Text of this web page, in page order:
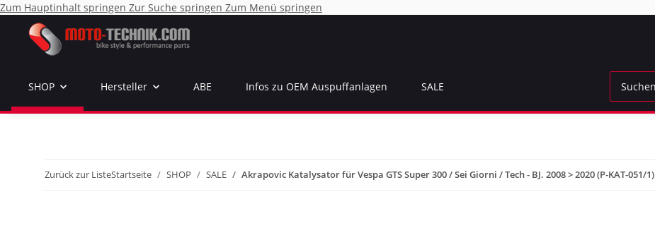
Zum Hauptinhalt springen Zur Suche springen Zum Menü springen
SHOP Hersteller ABE Infos zu OEM Auspuffanlagen SALE
Zurück zur ListeStartseite SHOP SALE Akrapovic Katalysator für Vespa GTS Super 300 / Sei Giorni / Tech - BJ. 2008 > 2020 (P-KAT-051/1)